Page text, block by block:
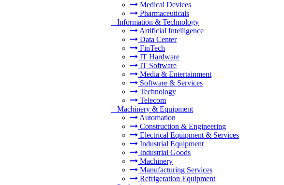
Medical Devices
Pharmaceuticals
+ Information & Technology
Artificial Intelligence
Data Center
FinTech
IT Hardware
IT Software
Media & Entertainment
Software & Services
Technology
Telecom
+ Machinery & Equipment
Automation
Construction & Engineering
Electrical Equipment & Services
Industrial Equipment
Industrial Goods
Machinery
Manufacturing Services
Refrigeration Equipment